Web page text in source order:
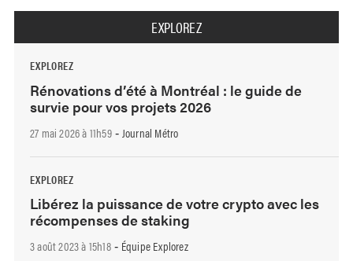
EXPLOREZ
EXPLOREZ
Rénovations d’été à Montréal : le guide de
survie pour vos projets 2026
27 mai 2026 à 11h59- Journal Métro
EXPLOREZ
Libérez la puissance de votre crypto avec les
récompenses de staking
3 août 2023 à 15h18- Équipe Explorez